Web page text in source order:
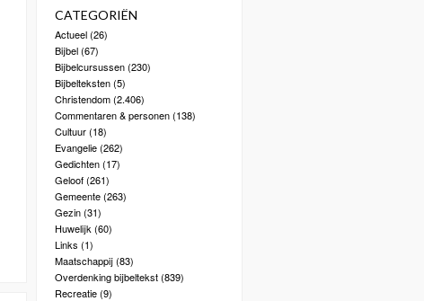
CATEGORIËN
Actueel(26)
Bijbel(67)
Bijbelcursussen(230)
Bijbelteksten(5)
Christendom(2.406)
Commentaren & personen(138)
Cultuur(18)
Evangelie(262)
Gedichten(17)
Geloof(261)
Gemeente(263)
Gezin(31)
Huwelijk (60)
Links (1)
Maatschappij(83)
Overdenking bijbeltekst(839)
Recreatie(9)